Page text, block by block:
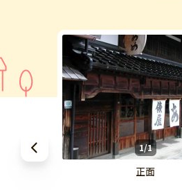
1/1
正面